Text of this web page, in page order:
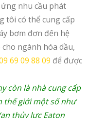
nhu cầu phát
tôi có thể cung cấp
bơm đơn đến hệ
ngành hóa dầu,
69 09 88 09 để được
còn là nhà cung cấp
thế giới một số như
thủy lực Eaton